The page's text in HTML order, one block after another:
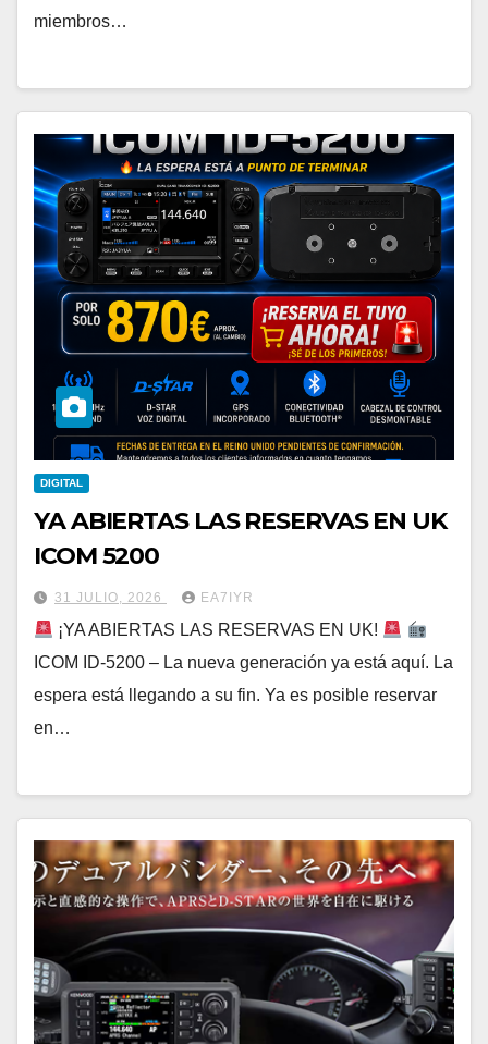
miembros…
DIGITAL
YA ABIERTAS LAS RESERVAS EN UK
ICOM 5200
31 JULIO, 2026 EA7IYR
¡YA ABIERTAS LAS RESERVAS EN UK!
ICOM ID-5200 – La nueva generación ya está aquí. La
espera está llegando a su fin. Ya es posible reservar
en…